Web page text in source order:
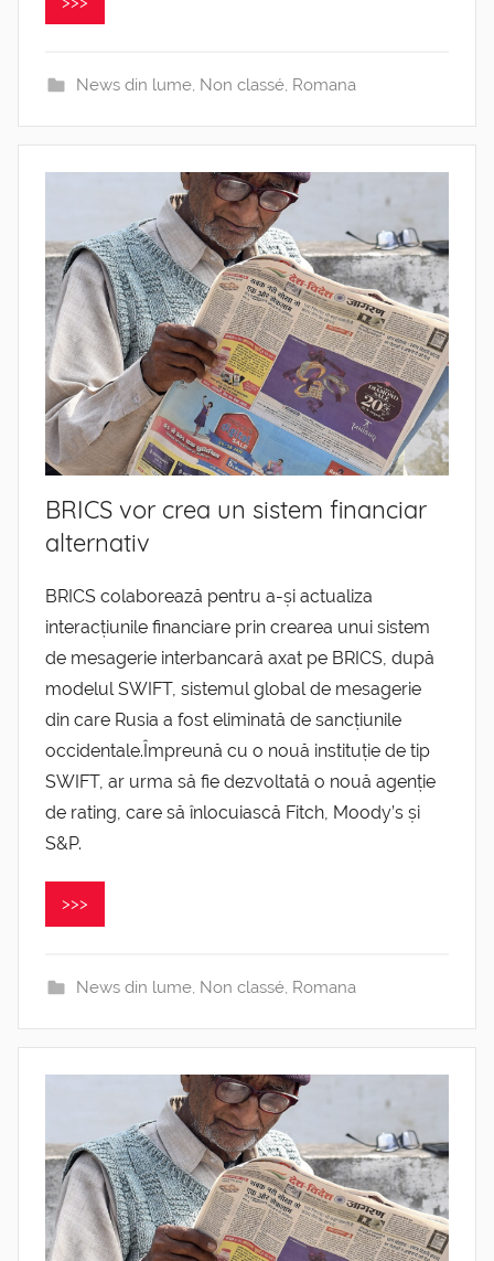
News din lume, Non classé, Romana
BRICS vor crea un sistem financiar
alternativ
BRICS colaborează pentru a-și actualiza
interacțiunile financiare prin crearea unui sistem
de mesagerie interbancară axat pe BRICS, după
modelul SWIFT, sistemul global de mesagerie
din care Rusia a fost eliminată de sancțiunile
occidentale.Împreună cu o nouă instituție de tip
SWIFT, ar urma să fie dezvoltată o nouă agenție
de rating, care să înlocuiască Fitch, Moody’s și
S&P.
>>>
News din lume, Non classé, Romana